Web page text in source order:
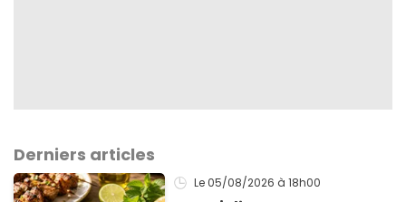
Derniers articles
Le 05/08/2026 à 18h00